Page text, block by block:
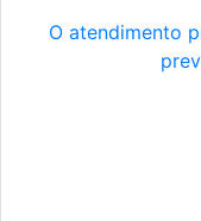
O atendimento